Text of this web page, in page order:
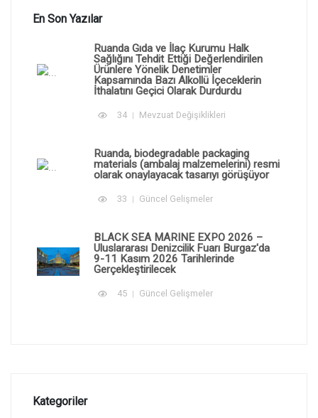
En Son Yazılar
Ruanda Gıda ve İlaç Kurumu Halk
Sağlığını Tehdit Ettiği Değerlendirilen
Ürünlere Yönelik Denetimler
Kapsamında Bazı Alkollü İçeceklerin
İthalatını Geçici Olarak Durdurdu
34 Mevzuat Değişiklikleri
Ruanda, biodegradable packaging
materials (ambalaj malzemelerini) resmi
olarak onaylayacak tasarıyı görüşüyor
33 Güncel Gelişmeler
BLACK SEA MARINE EXPO 2026 –
Uluslararası Denizcilik Fuarı Burgaz'da
9-11 Kasım 2026 Tarihlerinde
Gerçekleştirilecek
45 Güncel Gelişmeler
Kategoriler